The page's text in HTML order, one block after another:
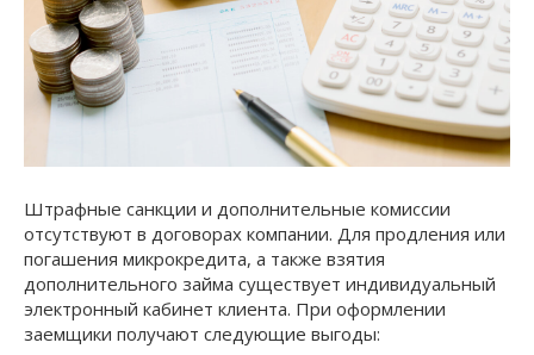
Штрафные санкции и дополнительные комиссии
отсутствуют в договорах компании. Для продления или
погашения микрокредита, а также взятия
дополнительного займа существует индивидуальный
электронный кабинет клиента. При оформлении
заемщики получают следующие выгоды: